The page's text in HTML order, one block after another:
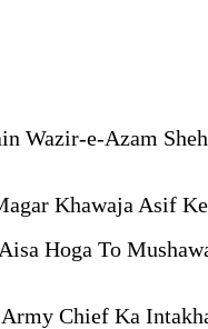
Wazir-e-Azam
Khawaja Asif
Aisa Hoga To
Chief Ka